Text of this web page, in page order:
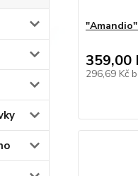
359,00
296,69 Kč